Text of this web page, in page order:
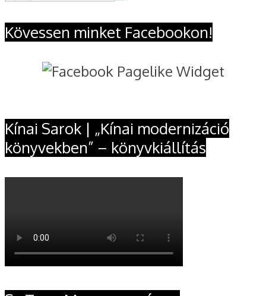
Kövessen minket Facebookon!
Kínai Sarok | „Kínai modernizáció
könyvekben” – könyvkiállítás